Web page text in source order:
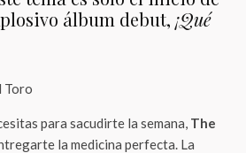
álbum debut, ¡Qué
Toro
para sacudirte la semana, The
la medicina perfecta. La